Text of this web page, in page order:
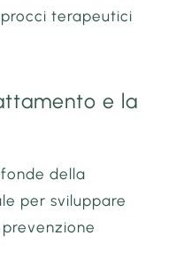
terapeutici
e la
della
per sviluppare